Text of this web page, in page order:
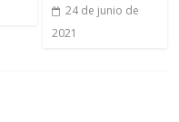
24 de junio de
2021